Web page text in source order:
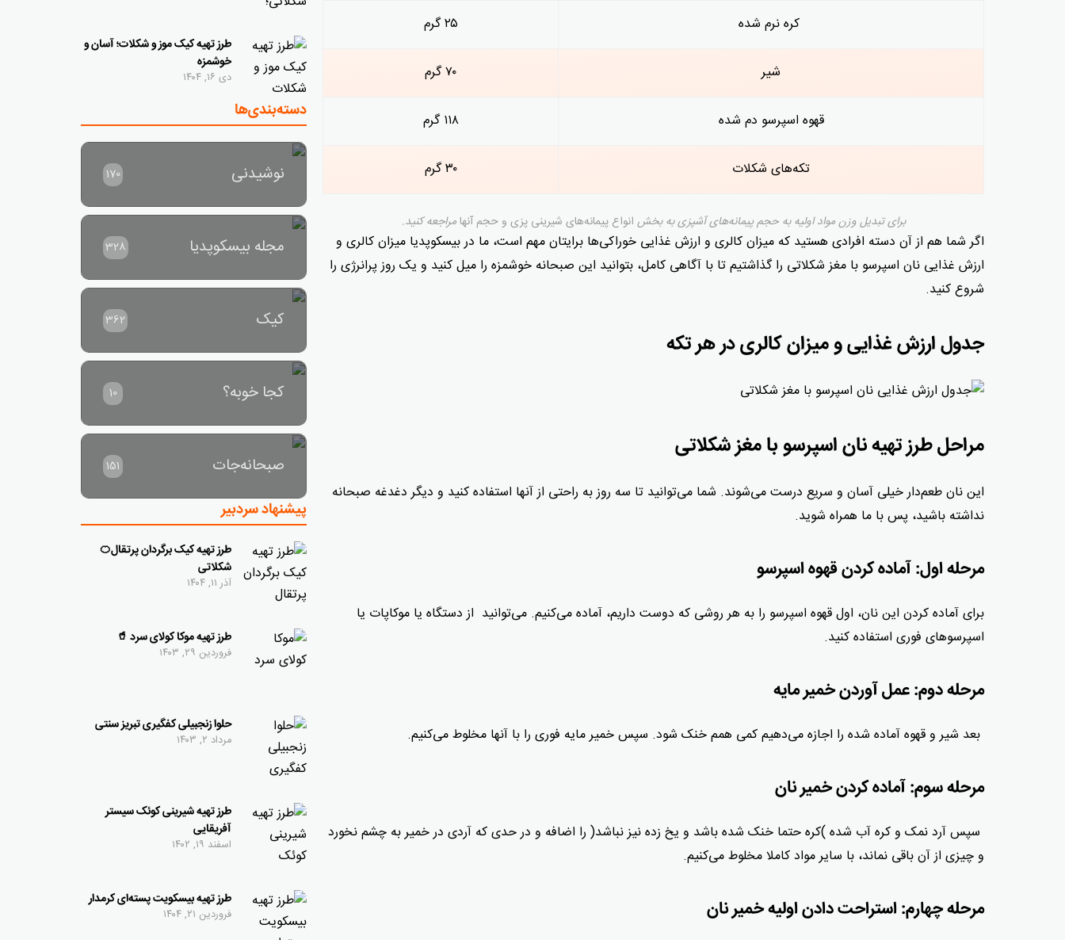
کره نرم شده ۲۵ گرم
شیر ۷۰ گرم
قهوه اسپرسو دم شده ۱۱۸ گرم
تکه‌های شکلات ۳۰ گرم
برای تبدیل وزن مواد اولیه به حجم پیمانه‌های آشپزی به بخش انواع پیمانه‌های شیرینی پزی و حجم آنهامراجعه کنید.
اگر شما هم از آن دسته افرادی هستید که میزان کالری و ارزش غذایی خوراکی‌ها برایتان مهم است، ما در بیسکوپدیا میزان کالری و
ارزش غذایی نان اسپرسو با مغز شکلاتی را گذاشتیم تا با آگاهی کامل، بتوانید این صبحانه خوشمزه را میل کنید و یک روز پرانرژی را
شروع کنید.
جدول ارزش غذایی و میزان کالری در هر تکه
مراحلطرزتهیه نان اسپرسو با مغز شکلاتی
این نان‌ طعم‌دار خیلی آسان و سریع درست می‌شوند. شما می‌توانید تا سه روز به راحتی از آنها استفاده کنید و دیگر دغدغه صبحانه
نداشته باشید، پس با ما همراه شوید.
مرحله اول: آماده کردن قهوه اسپرسو
برای آماده کردن این نان، اول قهوه اسپرسو را به هر روشی که دوست‌ داریم، آماده می‌کنیم. می‌توانید از دستگاه یا موکاپات یا
اسپرسوهای فوری استفاده کنید.
مرحله دوم: عمل آوردن خمیر مایه
بعد شیر و قهوه آماده شده را اجازه می‌دهیم کمی همم خنک شود. سپس خمیر مایه فوری را با آنها مخلوط می‌کنیم.
مرحله سوم: آماده کردن خمیر نان
سپس آرد نمک و کره آب شده )کره حتما خنک شده باشد و یخ زده نیز نباشد( را اضافه و در حدی که آردی در خمیر به چشم نخورد
و چیزی از آن باقی نماند، با سایر مواد کاملا مخلوط می‌کنیم.
مرحله چهارم: استراحت دادن اولیه خمیر نان
طرز تهیه کیک موز و شکلات؛ آسان و
خوشمزه
دی ۱۶, ۱۴۰۴
دسته‌بندی‌ها
نوشیدنی 170
مجله بیسکوپدیا 328
کیک 362
کجا خوبه؟ 10
صبحانه‌جات 151
پیشنهاد سردبیر
طرز تهیه کیک برگردان پرتقال🍊
شکلاتی
آذر ۱۱, ۱۴۰۴
طرز تهیه موکا کولای سرد 🥤
فروردین ۲۹, ۱۴۰۳
حلوا زنجبیلی کفگیری تبریز سنتی
مرداد ۲, ۱۴۰۳
طرز تهیه شیرینی کوئک سیستر
آفریقایی
اسفند ۱۹, ۱۴۰۲
طرز تهیه بیسکویت پسته‌ای کرمدار
فروردین ۲۱, ۱۴۰۴